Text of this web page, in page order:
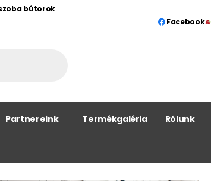
bútorok
Facebook
Partnereink Termékgaléria Rólunk